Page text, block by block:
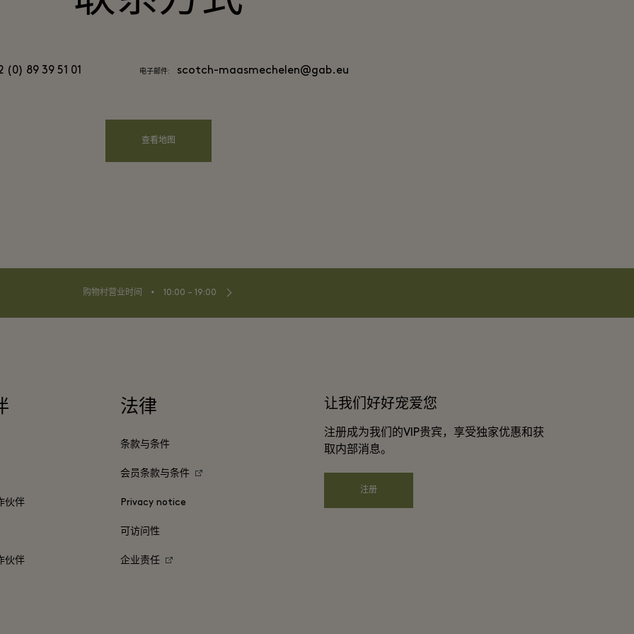
(0) 89 39 51 01 电子邮件: scotch-maasmechelen@gab.eu
查看地图
购物村营业时间 ⬩ 10:00 – 19:00
伙伴
伙伴
法律
条款与条件
会员条款与条件
Privacy notice
可访问性
企业责任
让我们好好宠爱您
注册成为我们的VIP贵宾，享受独家优惠和获
取内部消息。
注册